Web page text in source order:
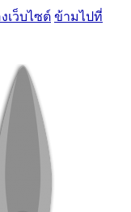
เว็บไซต์ ข้ามไปที่